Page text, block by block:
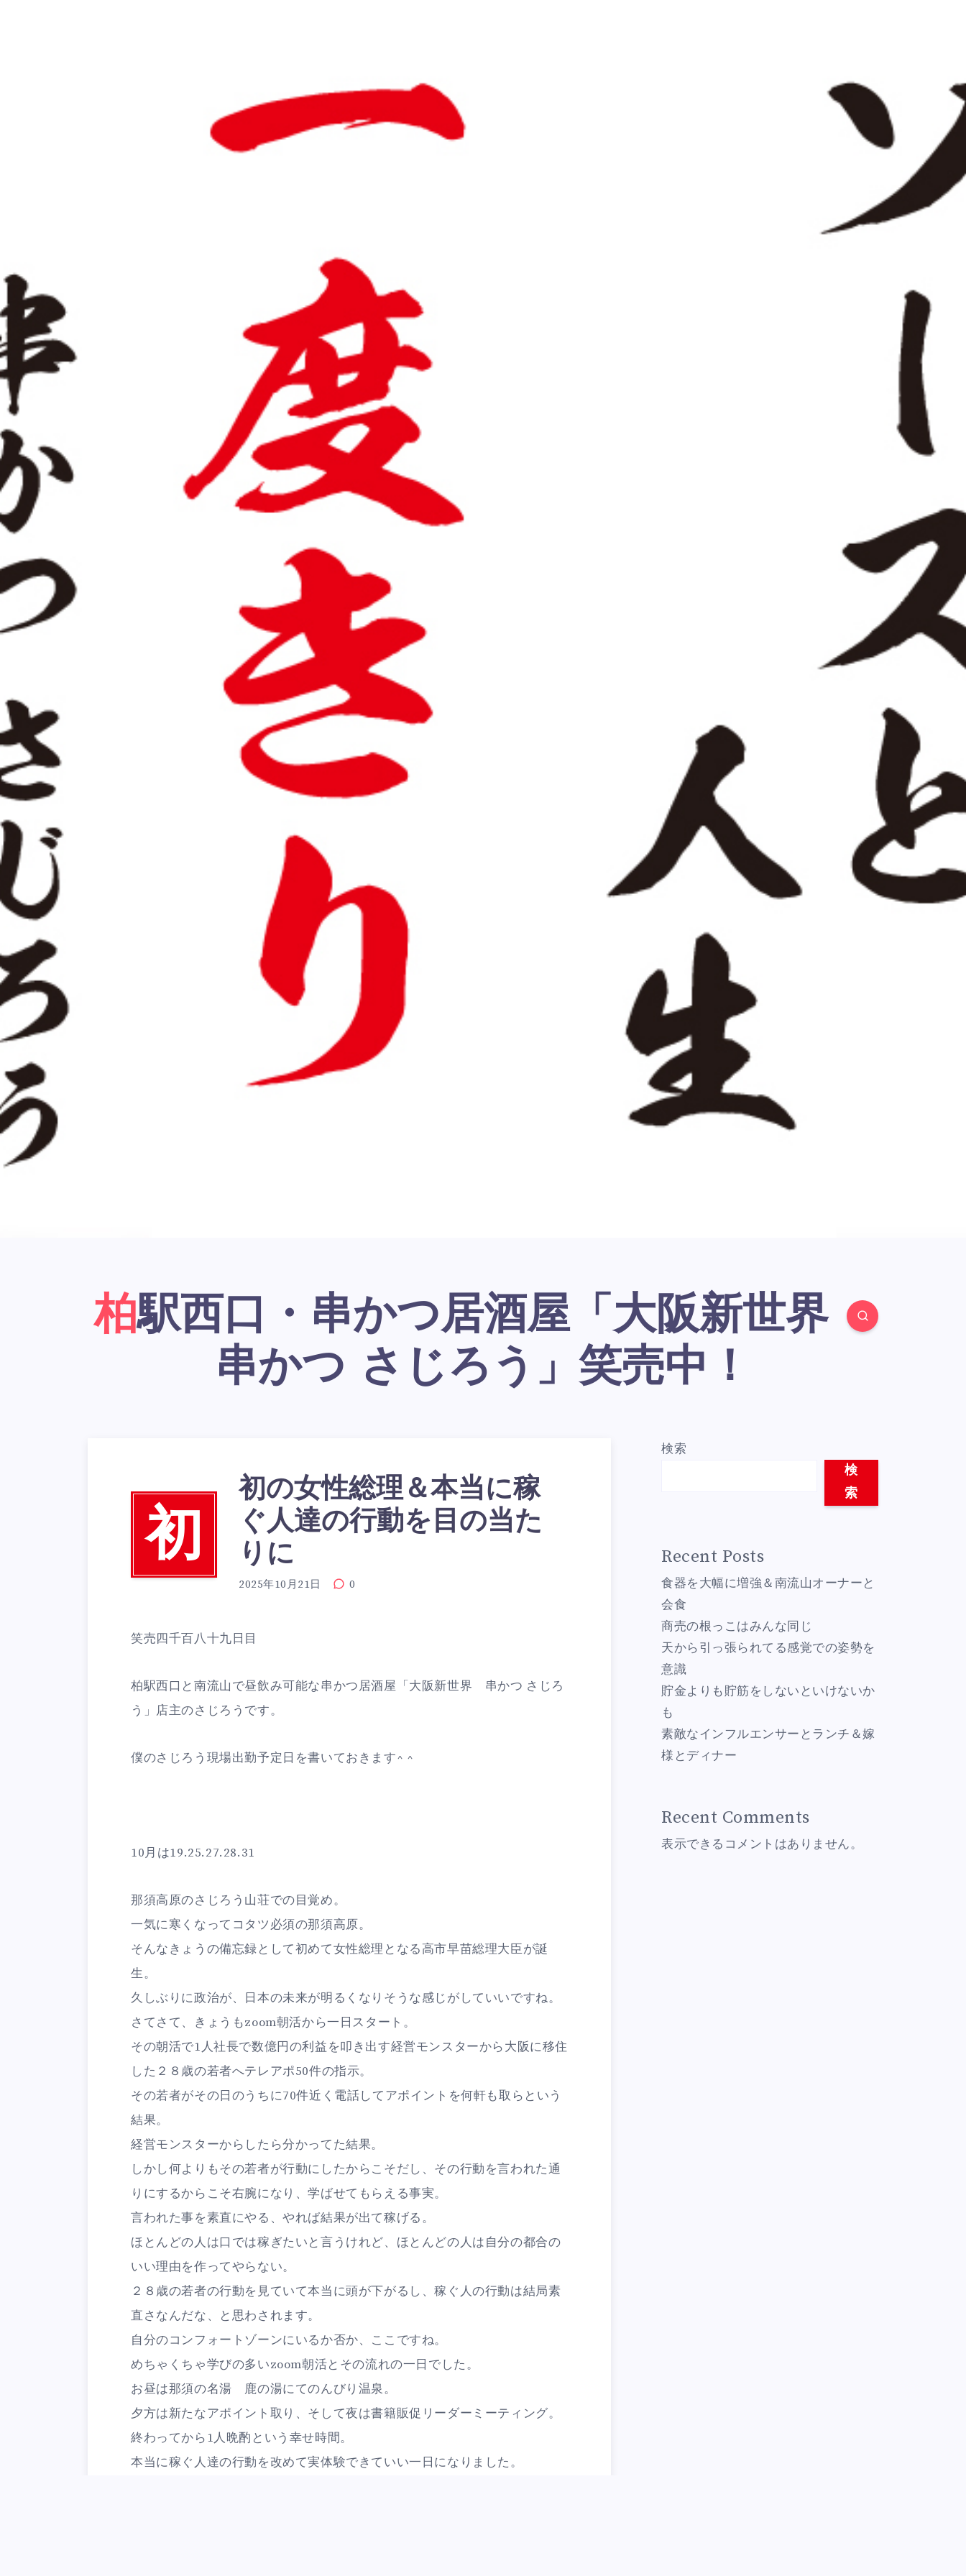
柏駅西口・串かつ居酒屋「大阪新世界
串かつ さじろう」笑売中！
初
初の女性総理＆本当に稼
ぐ人達の行動を目の当た
りに
2025年10月21日 0
笑売四千百八十九日目
柏駅西口と南流山で昼飲み可能な串かつ居酒屋「大阪新世界 串かつ さじろ
う」店主のさじろうです。
僕のさじろう現場出勤予定日を書いておきます^ ^
10月は19.25.27.28.31
那須高原のさじろう山荘での目覚め。
一気に寒くなってコタツ必須の那須高原。
そんなきょうの備忘録として初めて女性総理となる高市早苗総理大臣が誕
生。
久しぶりに政治が、日本の未来が明るくなりそうな感じがしていいですね。
さてさて、きょうもzoom朝活から一日スタート。
その朝活で1人社長で数億円の利益を叩き出す経営モンスターから大阪に移住
した２８歳の若者へテレアポ50件の指示。
その若者がその日のうちに70件近く電話してアポイントを何軒も取らという
結果。
経営モンスターからしたら分かってた結果。
しかし何よりもその若者が行動にしたからこそだし、その行動を言われた通
りにするからこそ右腕になり、学ばせてもらえる事実。
言われた事を素直にやる、やれば結果が出て稼げる。
ほとんどの人は口では稼ぎたいと言うけれど、ほとんどの人は自分の都合の
いい理由を作ってやらない。
２８歳の若者の行動を見ていて本当に頭が下がるし、稼ぐ人の行動は結局素
直さなんだな、と思わされます。
自分のコンフォートゾーンにいるか否か、ここですね。
めちゃくちゃ学びの多いzoom朝活とその流れの一日でした。
お昼は那須の名湯 鹿の湯にてのんびり温泉。
夕方は新たなアポイント取り、そして夜は書籍販促リーダーミーティング。
終わってから1人晩酌という幸せ時間。
本当に稼ぐ人達の行動を改めて実体験できていい一日になりました。
検索
検
索
Recent Posts
食器を大幅に増強＆南流山オーナーと
会食
商売の根っこはみんな同じ
天から引っ張られてる感覚での姿勢を
意識
貯金よりも貯筋をしないといけないか
も
素敵なインフルエンサーとランチ＆嫁
様とディナー
Recent Comments
表示できるコメントはありません。